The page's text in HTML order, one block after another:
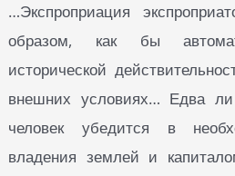
…Экспроприация
образом, как бы
исторической
внешних условиях… Едва
человек убедится в
владения землей и